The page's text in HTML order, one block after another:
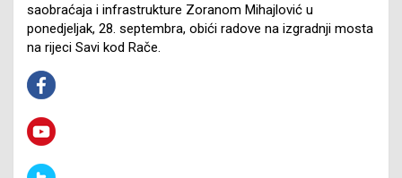
saobraćaja i infrastrukture Zoranom Mihajlović u
ponedjeljak, 28. septembra, obići radove na izgradnji mosta
na rijeci Savi kod Rače.